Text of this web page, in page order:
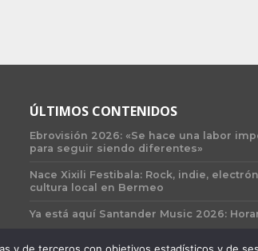
ÚLTIMOS CONTENIDOS
Ebrovisión 2026: «Se hace una labor
para seguir siendo diferentes»
Nace Xixili Festibala: Rock, indie,
cultura local en Bermeo
Ya está aquí Santander Music 2026: